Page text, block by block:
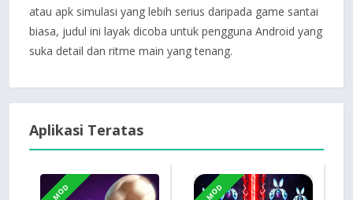
atau apk simulasi yang lebih serius daripada game santai
biasa, judul ini layak dicoba untuk pengguna Android yang
suka detail dan ritme main yang tenang.
Aplikasi Teratas
MOD MOD